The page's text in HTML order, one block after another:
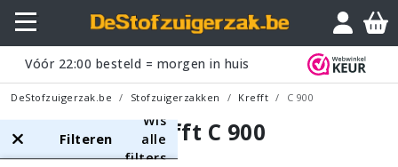
Vóór 22:00 besteld = morgen in huis
DeStofzuigerzak.be Stofzuigerzakken Krefft C 900
Krefft C 900
Filteren
Wis
alle
filters